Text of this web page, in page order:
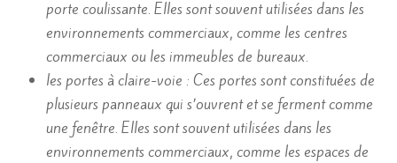
porte coulissante. Elles sont souvent utilisées dans les
environnements commerciaux, comme les centres
commerciaux ou les immeubles de bureaux.
les portes à claire-voie : Ces portes sont constituées de
plusieurs panneaux qui s’ouvrent et se ferment comme
une fenêtre. Elles sont souvent utilisées dans les
environnements commerciaux, comme les espaces de